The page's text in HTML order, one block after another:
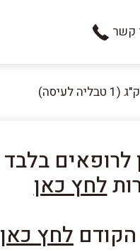
קשר
לרופאים בלבד
לחץ כאן
לחץ כאן